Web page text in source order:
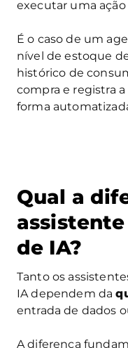
executar uma
É o caso de um
nível de estoque
histórico de
compra e registra
forma
Qual a
de IA?
Tanto os
IA dependem da
entrada de dados
A diferença